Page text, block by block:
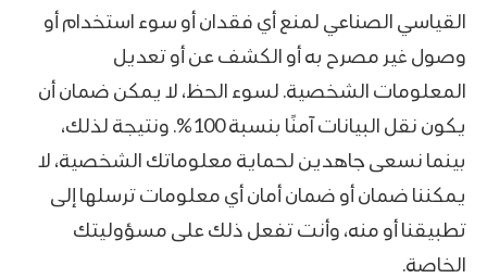
القياسي الصناعي لمنع أي فقدان أو سوء استخدام أو
وصول غير مصرح به أو الكشف عن أو تعديل
المعلومات الشخصية. لسوء الحظ، لا يمكن ضمان أن
يكون نقل البيانات آمنًا بنسبة 100%. ونتيجة لذلك،
بينما نسعى جاهدين لحماية معلوماتك الشخصية، لا
يمكننا ضمان أو ضمان أمان أي معلومات ترسلها إلى
تطبيقنا أو منه، وأنت تفعل ذلك على مسؤوليتك
الخاصة.